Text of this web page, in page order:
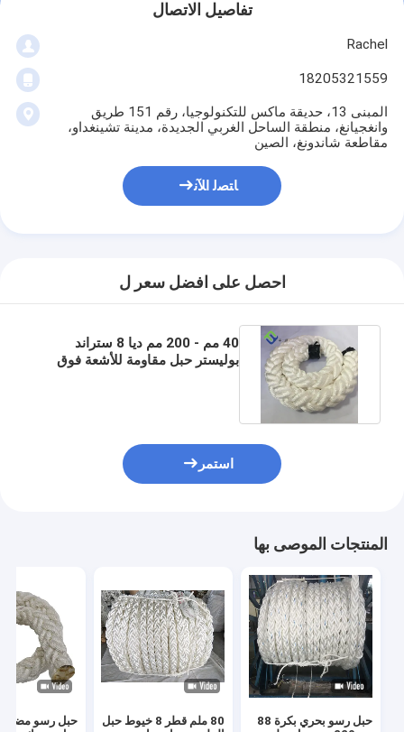
تفاصيل الاتصال
Rachel
18205321559
المبنى 13، حديقة ماكس للتكنولوجيا، رقم 151 طريق
وانغجيانغ، منطقة الساحل الغربي الجديدة، مدينة تشينغداو،
مقاطعة شاندونغ، الصين
ﺎﺘﺼﻟ ﺍﻶﻧ
احصل على افضل سعر ل
40 مم - 200 مم ديا 8 ستراند
بوليستر حبل مقاومة للأشعة فوق
استمر
المنتجات الموصى بها
حبل رسو بحري بكرة 88
80 ملم قطر 8 خيوط حبل
حبل رسو مضفر